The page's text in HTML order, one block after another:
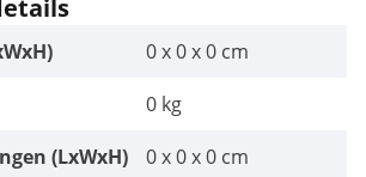
0 x 0 x 0 cm
0 kg
(LxWxH)
0 x 0 x 0 cm